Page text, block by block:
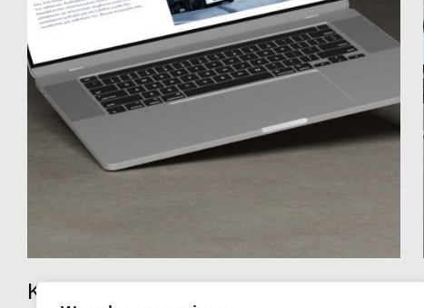
Κατασκευή Ιστοσελίδας – KRS Group